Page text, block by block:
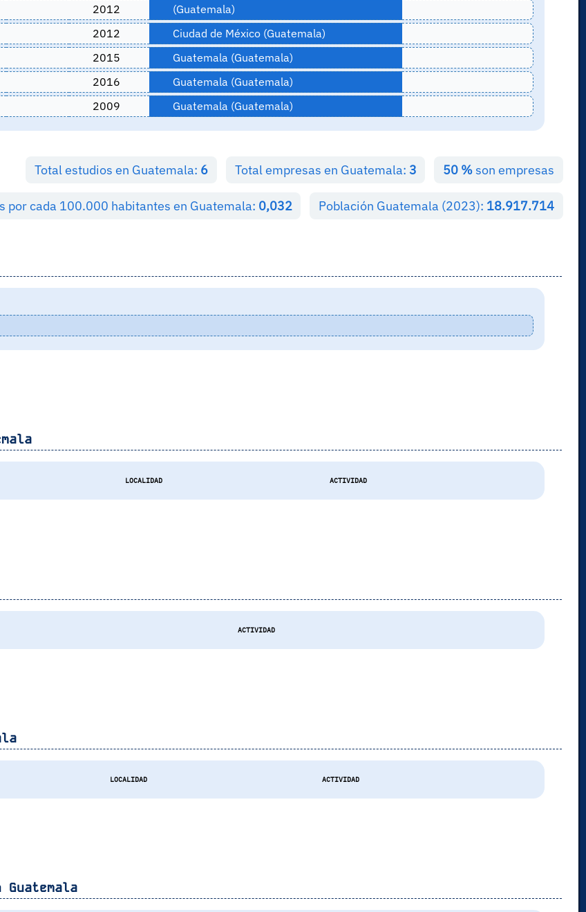
2012 (Guatemala)
2012 Ciudad de México (Guatemala)
2015 Guatemala (Guatemala)
2016 Guatemala (Guatemala)
2009 Guatemala (Guatemala)
50 %son empresas
Total empresas en Guatemala: 3
Total estudios en Guatemala: 6
Población Guatemala (2023): 18.917.714
por cada 100.000 habitantes en Guatemala: 0,032
LOCALIDAD ACTIVIDAD
ACTIVIDAD
LOCALIDAD ACTIVIDAD
Guatemala